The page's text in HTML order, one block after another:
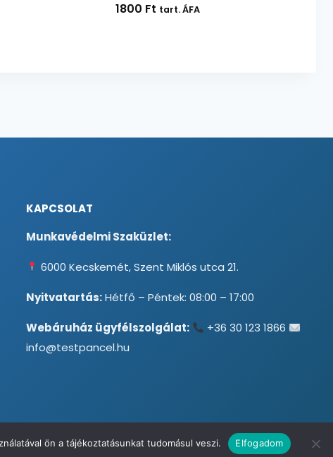
1800 Ft tart. ÁFA
KAPCSOLAT
Munkavédelmi Szaküzlet:
6000 Kecskemét, Szent Miklós utca 21.
Nyitvatartás:Hétfő – Péntek: 08:00 – 17:00
Webáruház ügyfélszolgálat:
+36 30 123 1866
info@testpancel.hu
ön a tájékoztatásunkat tudomásul veszi. Elfogadom